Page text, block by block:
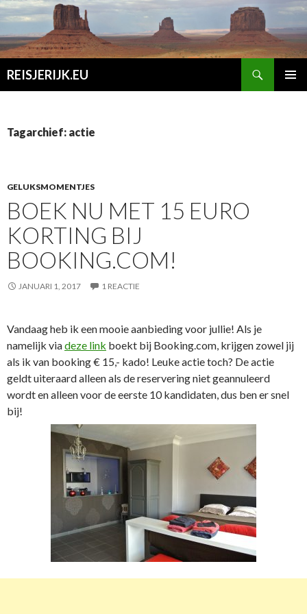
REISJERIJK.EU
Tagarchief: actie
GELUKSMOMENTJES
BOEK NU MET 15 EURO
KORTING BIJ
BOOKING.COM!
JANUARI 1, 2017 1 REACTIE
Vandaag heb ik een mooie aanbieding voor jullie! Als je
namelijk viadeze link boekt bij Booking.com, krijgen zowel jij
als ik van booking € 15,- kado! Leuke actie toch? De actie
geldt uiteraard alleen als de reservering niet geannuleerd
wordt en alleen voor de eerste 10 kandidaten, dus ben er snel
bij!